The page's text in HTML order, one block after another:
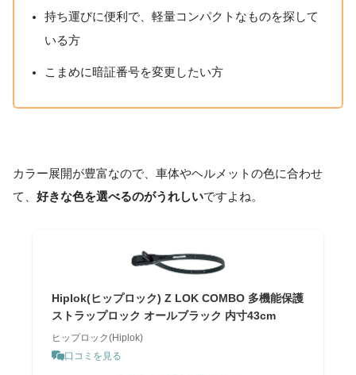
持ち運びに便利で、軽量コンパクトなものを探して
いる方
こまめに暗証番号を変更したい方
カラー展開が豊富なので、車体やヘルメットの色に合わせ
て、 好きな色を選べるのがうれしいですよね。
Hiplok(ヒップロック) Z LOK COMBO 多機能保護
ストラップロック オールブラック 内寸43cm
ヒップロック(Hiplok)
口コミを見る